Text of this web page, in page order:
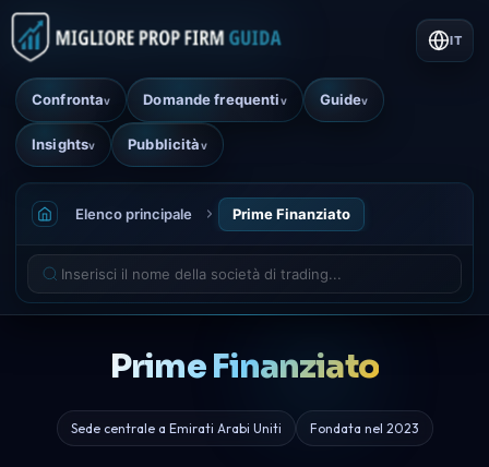
Confrontav Domande frequentiv Guidev
Insightsv Pubblicitàv
IT
Elenco principale Prime Finanziato
Prime Finanziato
Sede centrale a Emirati Arabi Uniti Fondata nel 2023